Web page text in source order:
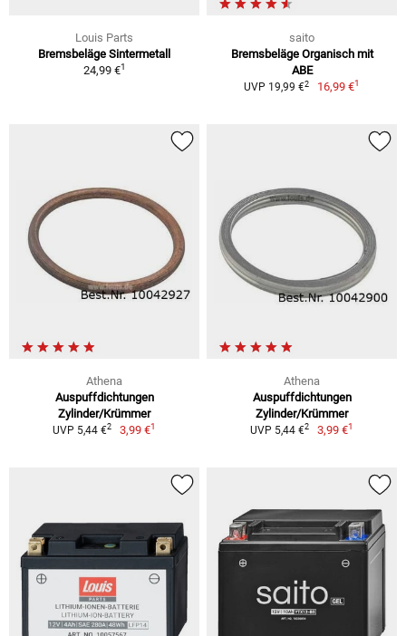
Louis Parts
Bremsbeläge Sintermetall
24,99 €1
saito
Bremsbeläge Organisch mit
ABE
UVP 19,99 €2 16,99 €1
Athena
Auspuffdichtungen
Zylinder/Krümmer
UVP 5,44 €2 3,99 €1
Athena
Auspuffdichtungen
Zylinder/Krümmer
UVP 5,44 €2 3,99 €1